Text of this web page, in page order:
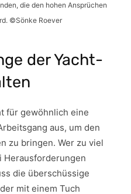
die den hohen Ansprüchen
©Sönke Roever
der Yacht-
für gewöhnlich eine
aus, um den
zu bringen. Wer zu viel
Herausforderungen
die überschüssige
mit einem Tuch